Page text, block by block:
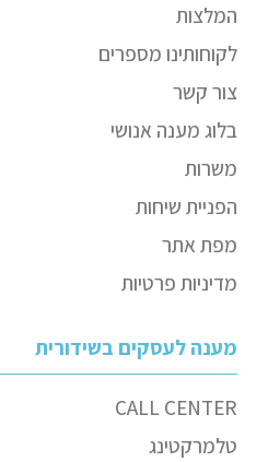
המלצות
לקוחותינו מספרים
צור קשר
בלוג מענה אנושי
משרות
הפניית שיחות
מפת אתר
מדיניות פרטיות
מענה לעסקים בשידורית
CALL CENTER
טלמרקטינג